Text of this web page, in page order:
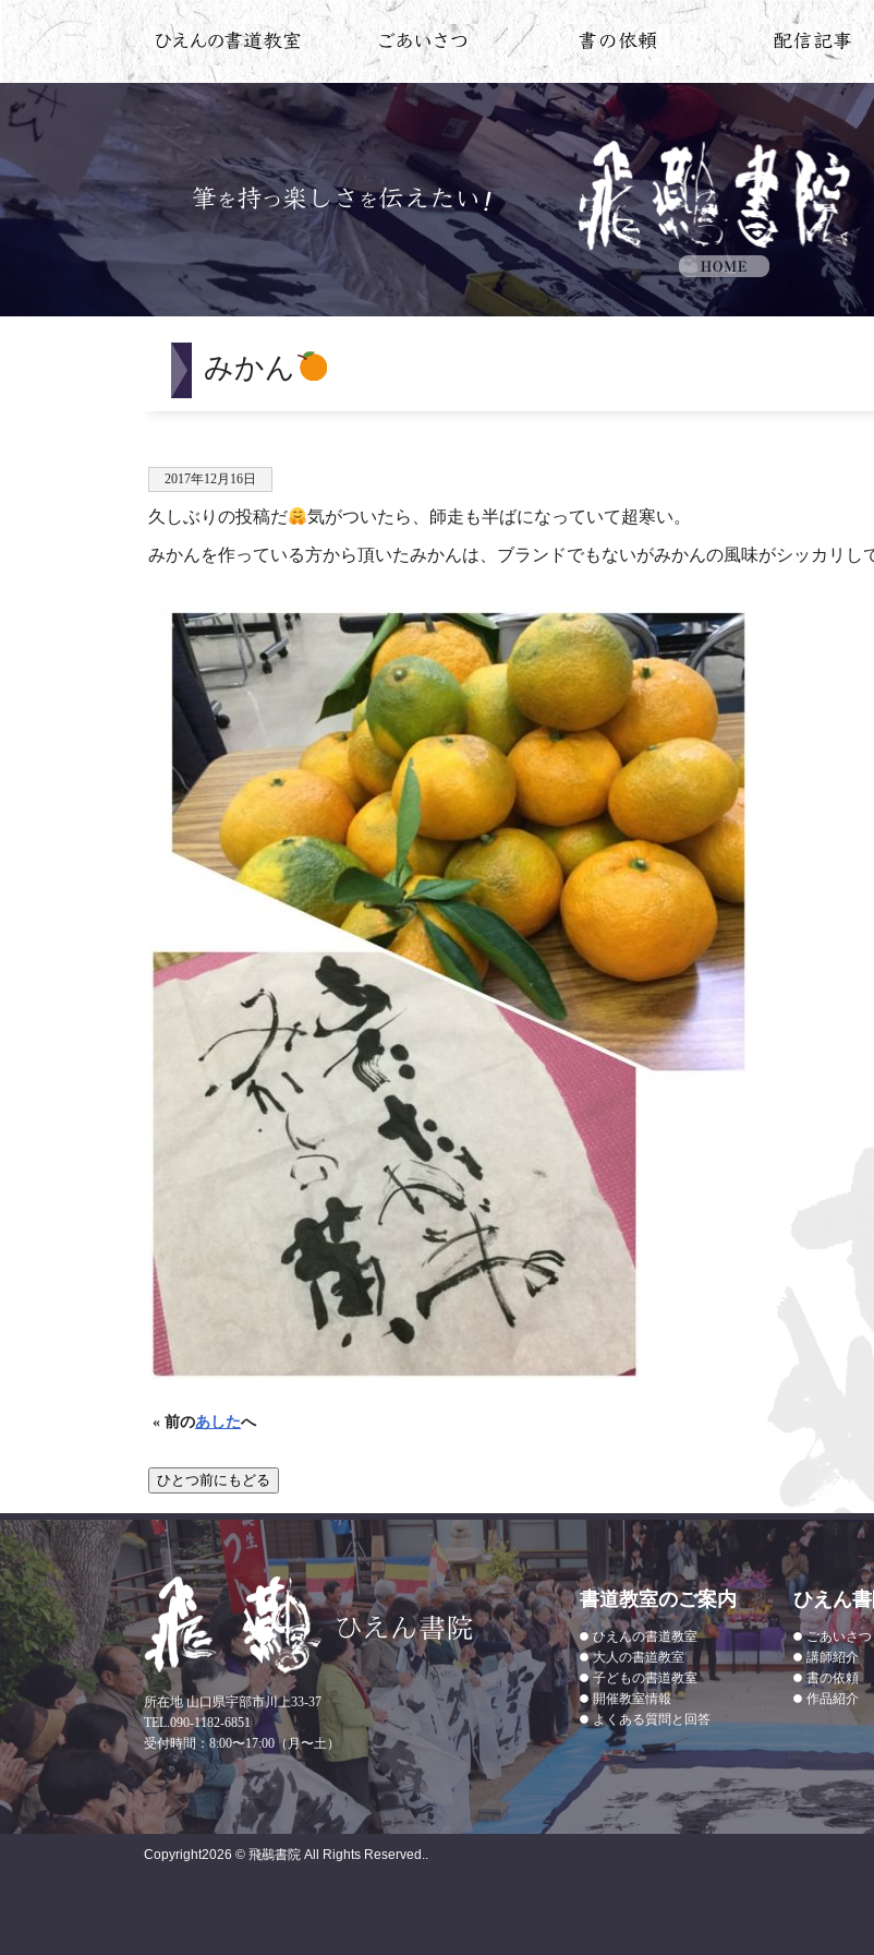
みかん
2017年12月16日
久しぶりの投稿だ 気がついたら、師走も半ばになっていて超寒い。
みかんを作っている方から頂いたみかんは、ブランドでもないがみかんの風味がシッカリし
« 前のあしたへ
所在地 山口県宇部市川上33-37
TEL.090-1182-6851
受付時間：8:00〜17:00（月〜土）
書道教室のご案内
ひえんの書道教室
大人の書道教室
子どもの書道教室
開催教室情報
よくある質問と回答
ひえん
ごあいさつ
講師紹介
書の依頼
作品紹介
Copyright2026 © 飛䴏書院 All Rights Reserved..